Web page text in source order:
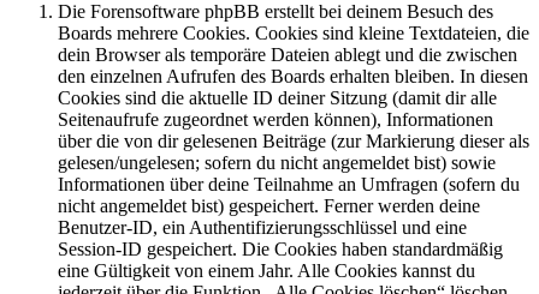
Die Forensoftware phpBB erstellt bei deinem Besuch des
Boards mehrere Cookies. Cookies sind kleine Textdateien, die
dein Browser als temporäre Dateien ablegt und die zwischen
den einzelnen Aufrufen des Boards erhalten bleiben. In diesen
Cookies sind die aktuelle ID deiner Sitzung (damit dir alle
Seitenaufrufe zugeordnet werden können), Informationen
über die von dir gelesenen Beiträge (zur Markierung dieser als
gelesen/ungelesen; sofern du nicht angemeldet bist) sowie
Informationen über deine Teilnahme an Umfragen (sofern du
nicht angemeldet bist) gespeichert. Ferner werden deine
Benutzer-ID, ein Authentifizierungsschlüssel und eine
Session-ID gespeichert. Die Cookies haben standardmäßig
eine Gültigkeit von einem Jahr. Alle Cookies kannst du